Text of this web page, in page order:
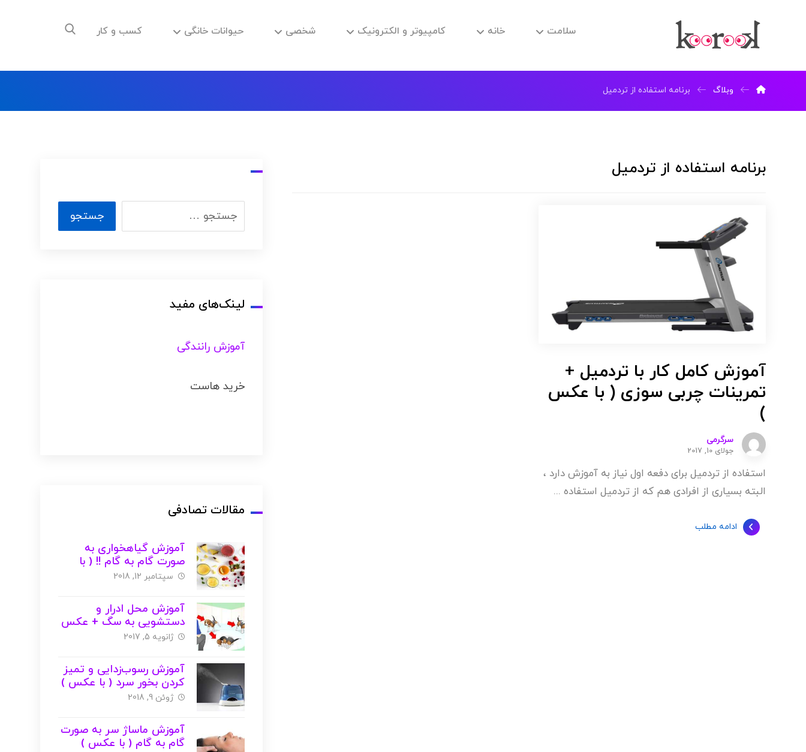
سلامت خانه کامپیوتر و الکترونیک شخصی حیوانات خانگی کسب و کار
وبلاگ برنامه استفاده از تردمیل
برنامه استفاده از تردمیل
آموزش کامل کار با تردمیل +
تمرینات چربی سوزی ( با عکس
)
سرگرمی
جولای 10, 2017
استفاده از تردمیل برای دفعه اول نیاز به آموزش دارد ،
البته بسیاری از افرادی هم که از تردمیل استفاده ...
ادامه مطلب
لینک‌های مفید
آموزش رانندگی
خرید هاست
مقالات تصادفی
آموزش گیاهخواری به
صورت گام به گام !! ( با
عکس )
سپتامبر 12, 2018
آموزش محل ادرار و
دستشویی به سگ + عکس
ژانویه 5, 2017
آموزش رسوب‌زدایی و تمیز
کردن بخور سرد ( با عکس )
ژوئن 9, 2018
آموزش ماساژ سر به صورت
گام به گام ( با عکس )